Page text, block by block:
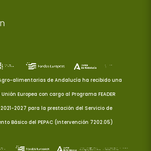
alimentarias de Andalucía ha recibido una
Europea con cargo al Programa FEADER
2027 para la prestación del Servicio de
Básico del PEPAC (Intervención 7202.05)